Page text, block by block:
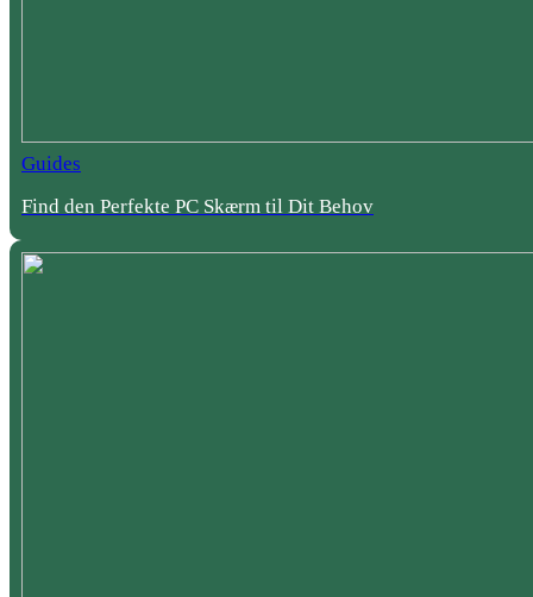
Guides
Find den Perfekte PC Skærm til Dit Behov